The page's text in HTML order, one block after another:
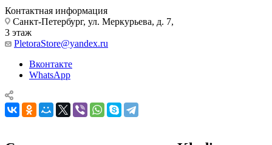
Контактная информация
Санкт-Петербург, ул. Меркурьева, д. 7,
3 этаж
PletoraStore@yandex.ru
Вконтакте
WhatsApp